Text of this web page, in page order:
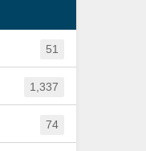
51
1,337
74